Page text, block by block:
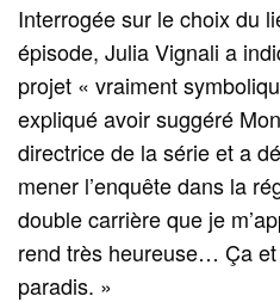
Interrogée sur le choix du
épisode, Julia Vignali a
projet « vraiment
expliqué avoir suggéré
directrice de la série et a
mener l’enquête dans la
double carrière que je
rend très heureuse… Ça et
paradis. »